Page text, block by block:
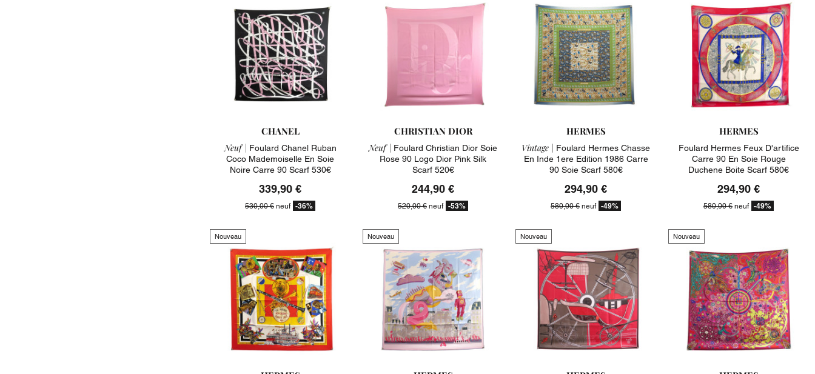
CHANEL
Neuf | Foulard Chanel Ruban
Coco Mademoiselle En Soie
Noire Carre 90 Scarf 530€
339,90 €
530,00 € neuf -36%
CHRISTIAN DIOR
Neuf | Foulard Christian Dior Soie
Rose 90 Logo Dior Pink Silk
Scarf 520€
244,90 €
520,00 € neuf -53%
HERMES
Vintage | Foulard Hermes Chasse
En Inde 1ere Edition 1986 Carre
90 Soie Scarf 580€
294,90 €
580,00 € neuf -49%
HERMES
Foulard Hermes Feux D'artifice
Carre 90 En Soie Rouge
Duchene Boite Scarf 580€
294,90 €
580,00 € neuf -49%
Nouveau Nouveau Nouveau Nouveau